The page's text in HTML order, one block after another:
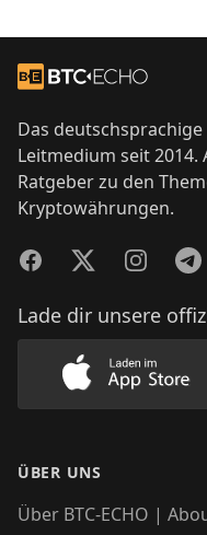
Zur Startseite
Das
Leitmedium seit 2014.
Ratgeber zu den
Kryptowährungen.
FacebookTwitterInstagram
Lade dir unsere
Lade
ÜBER UNS
Über BTC-ECHO |